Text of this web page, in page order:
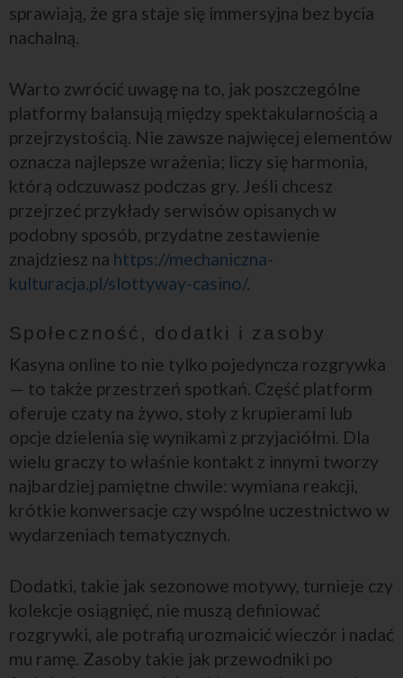
sprawiają, że gra staje się immersyjna bez bycia
nachalną.
Warto zwrócić uwagę na to, jak poszczególne
platformy balansują między spektakularnością a
przejrzystością. Nie zawsze najwięcej elementów
oznacza najlepsze wrażenia; liczy się harmonia,
którą odczuwasz podczas gry. Jeśli chcesz
przejrzeć przykłady serwisów opisanych w
podobny sposób, przydatne zestawienie
znajdziesz na https://mechaniczna-
kulturacja.pl/slottyway-casino/.
Społeczność, dodatki i zasoby
Kasyna online to nie tylko pojedyncza rozgrywka
— to także przestrzeń spotkań. Część platform
oferuje czaty na żywo, stoły z krupierami lub
opcje dzielenia się wynikami z przyjaciółmi. Dla
wielu graczy to właśnie kontakt z innymi tworzy
najbardziej pamiętne chwile: wymiana reakcji,
krótkie konwersacje czy wspólne uczestnictwo w
wydarzeniach tematycznych.
Dodatki, takie jak sezonowe motywy, turnieje czy
kolekcje osiągnięć, nie muszą definiować
rozgrywki, ale potrafią urozmaicić wieczór i nadać
mu ramę. Zasoby takie jak przewodniki po